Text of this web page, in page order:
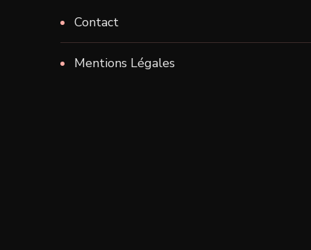
Contact
Mentions Légales